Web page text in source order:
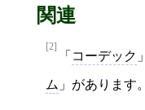
関連
[2]
「 コーデック
ム 」があります。